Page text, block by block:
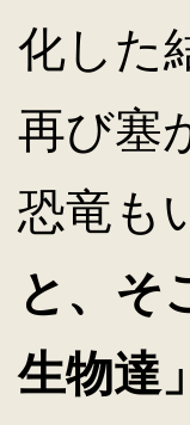
化した
再び塞
恐竜も
と、そ
生物達」